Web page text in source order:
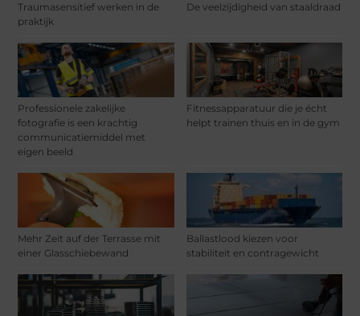
Traumasensitief werken in de
praktijk
De veelzijdigheid van staaldraad
Professionele zakelijke
fotografie is een krachtig
communicatiemiddel met
eigen beeld
Fitnessapparatuur die je écht
helpt trainen thuis en in de gym
Mehr Zeit auf der Terrasse mit
einer Glasschiebewand
Ballastlood kiezen voor
stabiliteit en contragewicht